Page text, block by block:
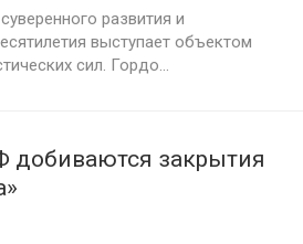
развития и
выступает объектом
сил. Гордо...
добиваются закрытия